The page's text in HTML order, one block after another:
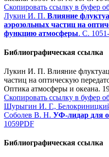
Скопировать ссылку в буфер
Лукин И. П. Влияние
аэрозольных частиц на
функцию атмосферы. С.
Библиографическая ссылка
Лукин И. П. Влияние
частиц на оптическую
Оптика атмосферы и океана.
Скопировать ссылку в буфер
Шурыгин И. Г.,
Соболев В. Н. УФ-лидар для
1059PDF
Библиографическая ссылка